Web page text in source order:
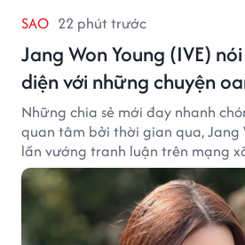
SAO 22 phút trước
Jang Won Young (IVE)
diện với những chuyện
Những chia sẻ mới đay nhanh
quan tâm bởi thời gian qua, Jang
lần vướng tranh luận trên mạng